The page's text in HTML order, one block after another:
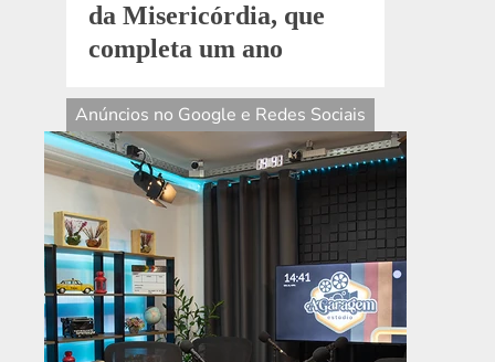
da Misericórdia, que
completa um ano
Anúncios no Google e Redes Sociais